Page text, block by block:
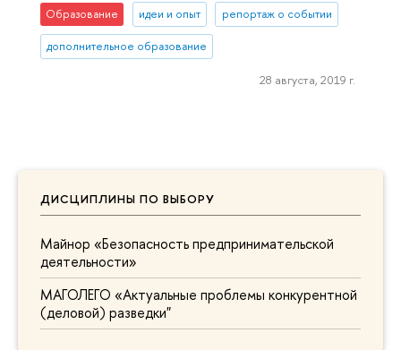
ДИСЦИПЛИНЫ ПО ВЫБОРУ
Майнор «Безопасность предпринимательской
деятельности»
МАГОЛЕГО «Актуальные проблемы конкурентной
(деловой) разведки"
Образование идеи и опыт репортаж о событии
дополнительное образование
28 августа, 2019 г.